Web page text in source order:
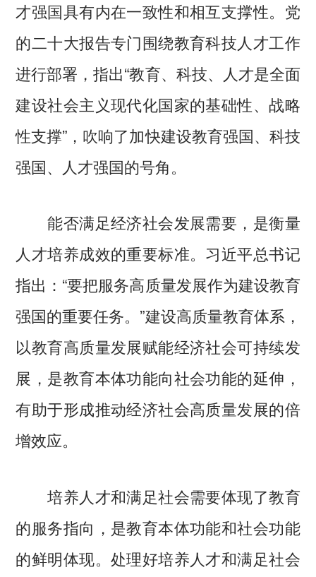
才强国具有内在一致性和相互支撑性。党
的二十大报告专门围绕教育科技人才工作
进行部署，指出“教育、科技、人才是全面
建设社会主义现代化国家的基础性、战略
性支撑”，吹响了加快建设教育强国、科技
强国、人才强国的号角。
能否满足经济社会发展需要，是衡量
人才培养成效的重要标准。习近平总书记
指出：“要把服务高质量发展作为建设教育
强国的重要任务。”建设高质量教育体系，
以教育高质量发展赋能经济社会可持续发
展，是教育本体功能向社会功能的延伸，
有助于形成推动经济社会高质量发展的倍
增效应。
培养人才和满足社会需要体现了教育
的服务指向，是教育本体功能和社会功能
的鲜明体现。处理好培养人才和满足社会